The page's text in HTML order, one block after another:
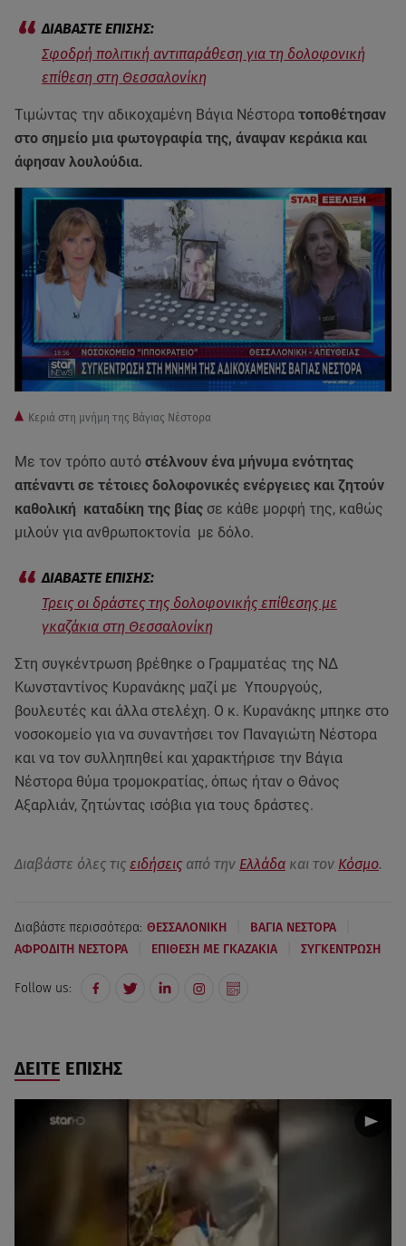
Σφοδρή πολιτική αντιπαράθεση για τη δολοφονική
επίθεση στη Θεσσαλονίκη
Τιμώντας την αδικοχαμένη Βάγια Νέστορα τοποθέτησαν
στο σημείο μια φωτογραφία της, άναψαν κεράκια και
άφησαν λουλούδια.
Κεριά στη μνήμη της Βάγιας Νέστορα
Με τον τρόπο αυτό στέλνουν ένα μήνυμα ενότητας
απέναντι σε τέτοιες δολοφονικές ενέργειες και ζητούν
καθολική καταδίκη της βίας σε κάθε μορφή της, καθώς
μιλούν για ανθρωποκτονία με δόλο.
Τρεις οι δράστες της δολοφονικής επίθεσης με
γκαζάκια στη Θεσσαλονίκη
Στη συγκέντρωση βρέθηκε ο Γραμματέας της ΝΔ
Κωνσταντίνος Κυρανάκης μαζί με Υπουργούς,
βουλευτές και άλλα στελέχη. Ο κ. Κυρανάκης μπηκε στο
νοσοκομείο για να συναντήσει τον Παναγιώτη Νέστορα
και να τον συλληπηθεί και χαρακτήρισε την Βάγια
Νέστορα θύμα τρομοκρατίας, όπως ήταν ο Θάνος
Αξαρλιάν, ζητώντας ισόβια για τους δράστες.
Διαβάστε όλες τις ειδήσεις από την Ελλάδα και τον Κόσμο.
Διαβάστε περισσότερα: ΘΕΣΣΑΛΟΝΙΚΗ ΒΑΓΙΑ ΝΕΣΤΟΡΑ
ΑΦΡΟΔΙΤΗ ΝΕΣΤΟΡΑ ΕΠΙΘΕΣΗ ΜΕ ΓΚΑΖΑΚΙΑ ΣΥΓΚΕΝΤΡΩΣΗ
Follow us:
ΔΕΙΤΕ ΕΠΙΣΗΣ